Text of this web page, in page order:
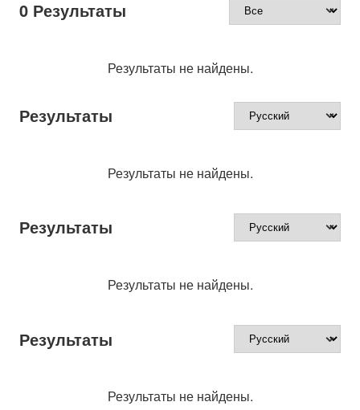
0 Результаты
Результаты не найдены.
Результаты
Результаты не найдены.
Результаты
Результаты не найдены.
Результаты
Результаты не найдены.